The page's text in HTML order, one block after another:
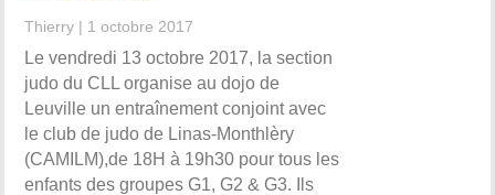
Thierry | 1 octobre 2017
Le vendredi 13 octobre 2017, la section
judo du CLL organise au dojo de
Leuville un entraînement conjoint avec
le club de judo de Linas-Monthlèry
(CAMILM),de 18H à 19h30 pour tous les
enfants des groupes G1, G2 & G3. Ils